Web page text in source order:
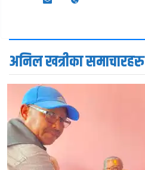
अनिल खत्रीका समाचारहरु